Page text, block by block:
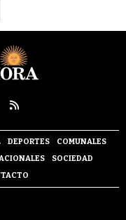
DEPORTES
COMUNALES
SOCIEDAD